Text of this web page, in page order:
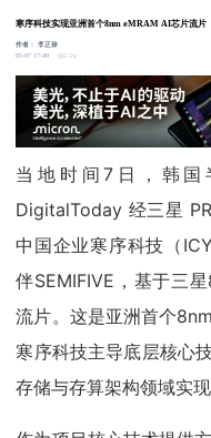
寒序科技实现亚洲首个8nm eMRAM AI芯片流片
作者：李正操
05-07 17:49
2.2w
当地时间7日，韩国
DigitalToday 经三星
中国企业寒序科技（
伴SEMIFIVE，基于三
流片。这是亚洲首个
寒序科技主导底层核心
存储与存算架构领域实现